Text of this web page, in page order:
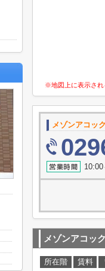
※地図上に表示され
メゾンアコッ
メゾンアコッ
所在階 賃料